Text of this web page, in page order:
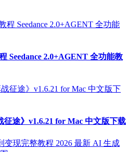
Seedance 2.0+AGENT 全功能教
征途》v1.6.21 for Mac 中文版下载